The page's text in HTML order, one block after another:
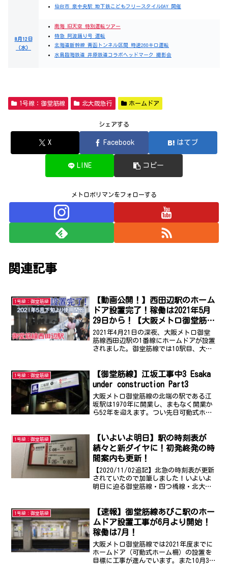
仙台市 泉中央駅 地下鉄こどもフリースタイルDAY 開催
8月12日
（水）
南海 旧天空 特別運転ツアー
特急 阿波踊り号 運転
北海道新幹線 青函トンネル区間 時速260キロ運転
水島臨海鉄道 井原鉄道コラボヘッドマーク 撮影会
1号線：御堂筋線 北大阪急行 ホームドア
シェアする
X Facebook はてブ
LINE コピー
メトロポリマンをフォローする
関連記事
1号線：御堂筋線
【動画公開！】西田辺駅のホーム
ドア設置完了！稼働は2021年5月
29日から！【大阪メトロ御堂筋
線】
2021年4月21日の深夜、大阪メトロ御堂
筋線西田辺駅の1番線にホームドアが設置
されました。御堂筋線では10駅目、大阪
ムドア、可動式ホーム柵の設置を目標に
工事が進...
1号線：御堂筋線
【御堂筋線】江坂工事中3 Esaka
under construction Part3
大阪メトロ御堂筋線の北端の駅である江
坂駅は1970年に開業し、まもなく開業か
ら52年を迎えます。つい先日可動式ホー
ね。管理人はこの光景にまだまだ慣れま
せん。今まで当たり...
1号線：御堂筋線
【いよいよ明日】駅の時刻表が
続々と新ダイヤに！初発終発の時
間案内も更新！
【2020/11/02追記】北急の時刻表が更新
されていたので加筆しました！いよいよ
明日に迫る御堂筋線・四つ橋線・北大阪
後のものに着々と変更されています！ダ
イヤ改正で案内...
1号線：御堂筋線
【速報】御堂筋線あびこ駅のホー
ムドア設置工事が6月より開始！
稼働は7月！
大阪メトロ御堂筋線では2021年度までに
ホームドア（可動式ホーム柵）の設置を
目標に工事が進んでいます。また10月31